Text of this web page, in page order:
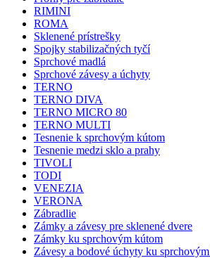
RIMINI
ROMA
Sklenené prístrešky
Spojky stabilizačných tyčí
Sprchové madlá
Sprchové závesy a úchyty
TERNO
TERNO DIVA
TERNO MICRO 80
TERNO MULTI
Tesnenie k sprchovým kútom
Tesnenie medzi sklo a prahy
TIVOLI
TODI
VENEZIA
VERONA
Zábradlie
Zámky a závesy pre sklenené dvere
Zámky ku sprchovým kútom
Závesy a bodové úchyty ku